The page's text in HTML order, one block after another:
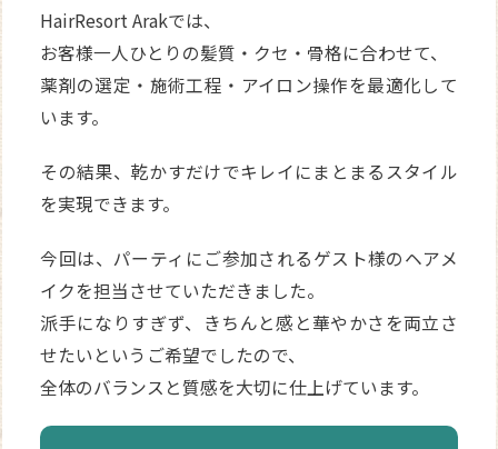
HairResort Arakでは、
お客様一人ひとりの髪質・クセ・骨格に合わせて、
薬剤の選定・施術工程・アイロン操作を最適化して
います。
その結果、乾かすだけでキレイにまとまるスタイル
を実現できます。
今回は、パーティにご参加されるゲスト様のヘアメ
イクを担当させていただきました。
派手になりすぎず、きちんと感と華やかさを両立さ
せたいというご希望でしたので、
全体のバランスと質感を大切に仕上げています。